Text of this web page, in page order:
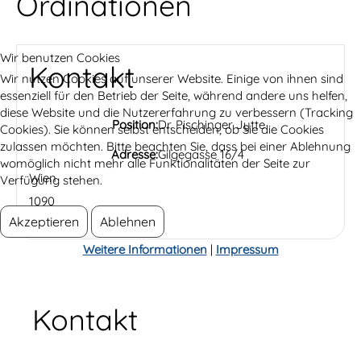
Kontakt
Position:Dr. Pischinger Jytte
Adresse:Gilgegasse 16/4
Wien
1090
Kontakt
Wir benutzen Cookies
Wir nutzen Cookies auf unserer Website. Einige von ihnen sind
essenziell für den Betrieb der Seite, während andere uns helfen,
diese Website und die Nutzererfahrung zu verbessern (Tracking
Cookies). Sie können selbst entscheiden, ob Sie die Cookies
zulassen möchten. Bitte beachten Sie, dass bei einer Ablehnung
womöglich nicht mehr alle Funktionalitäten der Seite zur
Verfügung stehen.
Akzeptieren Ablehnen
Weitere Informationen| Impressum